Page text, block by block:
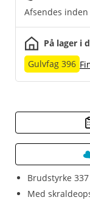
Brudstyrke
Med
Afsendes
På lager i
Gulvfag 396